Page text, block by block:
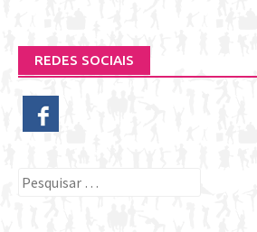
REDES SOCIAIS
Pesquisar